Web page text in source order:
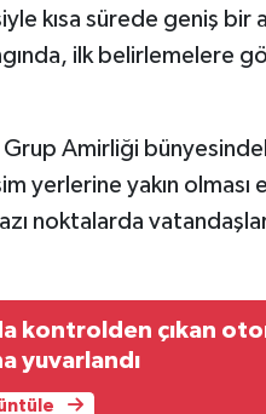
kısa sürede geniş bir
ilk belirlemelere
Grup Amirliği
yerlerine yakın olması
noktalarda
kontrolden çıkan
yuvarlandı